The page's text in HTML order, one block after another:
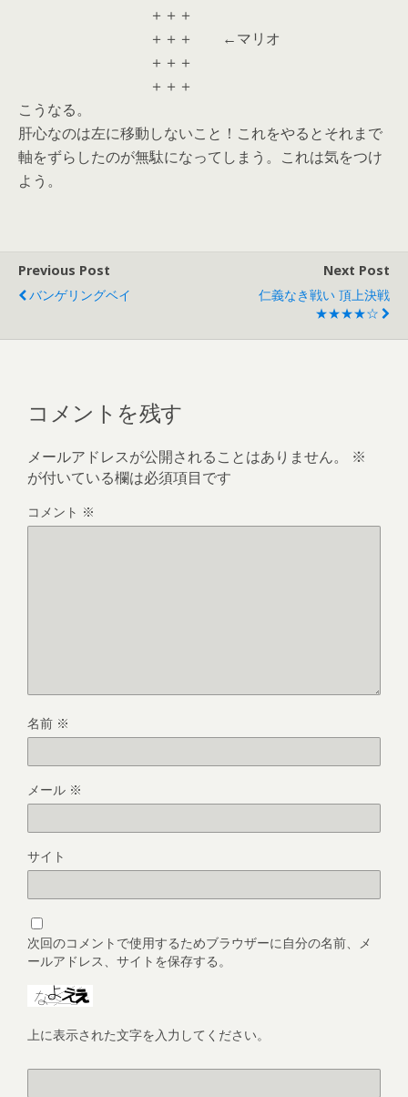
＋＋＋
＋＋＋ ←マリオ
＋＋＋
＋＋＋
こうなる。
肝心なのは左に移動しないこと！これをやるとそれまで
軸をずらしたのが無駄になってしまう。これは気をつけ
よう。
Previous Post
バンゲリングベイ
Next Post
仁義なき戦い 頂上決戦
★★★★☆
コメントを残す
メールアドレスが公開されることはありません。
※
が付いている欄は必須項目です
コメント ※
名前 ※
メール ※
サイト
次回のコメントで使用するためブラウザーに自分の名前、メ
ールアドレス、サイトを保存する。
上に表示された文字を入力してください。